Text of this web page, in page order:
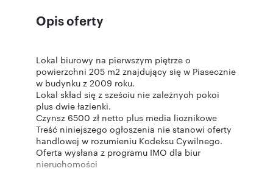
Opis oferty
Lokal biurowy na pierwszym piętrze o
powierzchni 205 m2 znajdujący się w Piasecznie
w budynku z 2009 roku.
Lokal skład się z sześciu nie zależnych pokoi
plus dwie łazienki.
Czynsz 6500 zł netto plus media licznikowe
Treść niniejszego ogłoszenia nie stanowi oferty
handlowej w rozumieniu Kodeksu Cywilnego.
Oferta wysłana z programu IMO dla biur
nieruchomości